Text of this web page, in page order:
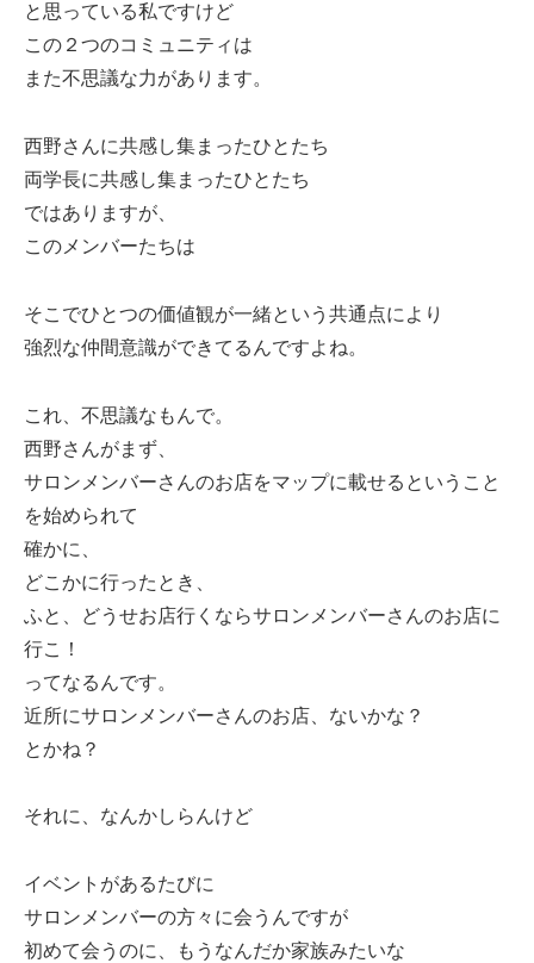
と思っている私ですけど
この２つのコミュニティは
また不思議な力があります。
西野さんに共感し集まったひとたち
両学長に共感し集まったひとたち
ではありますが、
このメンバーたちは
そこでひとつの価値観が一緒という共通点により
強烈な仲間意識ができてるんですよね。
これ、不思議なもんで。
西野さんがまず、
サロンメンバーさんのお店をマップに載せるということ
を始められて
確かに、
どこかに行ったとき、
ふと、どうせお店行くならサロンメンバーさんのお店に
行こ！
ってなるんです。
近所にサロンメンバーさんのお店、ないかな？
とかね？
それに、なんかしらんけど
イベントがあるたびに
サロンメンバーの方々に会うんですが
初めて会うのに、もうなんだか家族みたいな